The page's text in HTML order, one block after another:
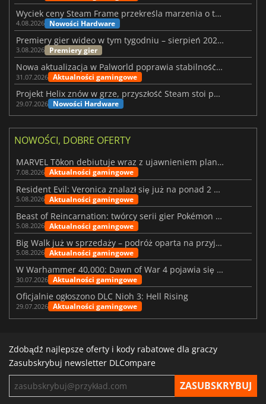
Wyciek ceny Steam Frame przekreśla marzenia o tanim zestawie VR
4.08.2026 Nowości Hardware
Premiery gier wideo w tym tygodniu – sierpień 2026 r. (32. tydzień)
3.08.2026 Premiery gier
Nowa aktualizacja w Palworld poprawia stabilność Sunreach i walk z bossami
31.07.2026 Aktualności gamingowe
Projekt Helix znów w grze, przyszłość Steam stoi pod znakiem zapytania
29.07.2026 Nowości Hardware
NOWOŚCI, DOBRE OFERTY
MARVEL Tōkon debiutuje wraz z ujawnieniem planu rozwoju na pierwszy rok
7.08.2026 Aktualności gamingowe
Resident Evil: Veronica znalazł się już na ponad 2 milionach list życzeń
5.08.2026 Aktualności gamingowe
Beast of Reincarnation: twórcy serii gier Pokémon wkraczają na nową ścieżkę
5.08.2026 Aktualności gamingowe
Big Walk już w sprzedaży – podróż oparta na przyjaźni
5.08.2026 Aktualności gamingowe
W Warhammer 40,000: Dawn of War 4 pojawia się frakcja Nekronów
30.07.2026 Aktualności gamingowe
Oficjalnie ogłoszono DLC Nioh 3: Hell Rising
29.07.2026 Aktualności gamingowe
Zdobądź najlepsze oferty i kody rabatowe dla graczy
Zasubskrybuj newsletter DLCompare